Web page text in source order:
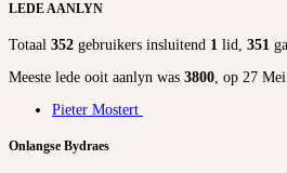
LEDE AANLYN
Totaal 352 gebruikers insluitend 1 lid, 351
Meeste lede ooit aanlyn was 3800, op 27
Pieter Mostert
Onlangse Bydraes